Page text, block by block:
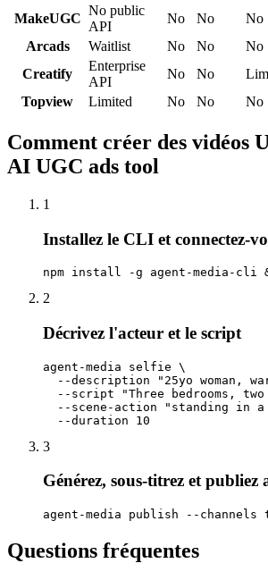
MakeUGC
No public
API
No No No
Arcads
Waitlist No No No
Creatify
Enterprise
API
No No
Topview
Limited No No No
Comment créer des vidéos
AI UGC ads tool
1
Installez le CLI et connectez-
npm install -g agent-media-cli
2
Décrivez l'acteur et le script
agent-media selfie \
--description "25yo woman,
--script "Three bedrooms,
--scene-action "standing in
  --duration 10
3
Générez, sous-titrez et
agent-media publish --
Questions fréquentes